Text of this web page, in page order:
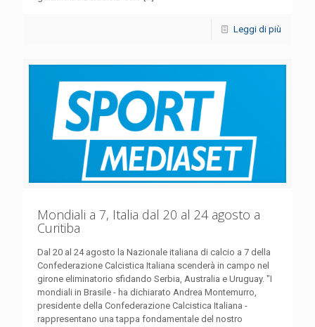
Leggi di più
Mondiali a 7, Italia dal 20 al 24 agosto a
Curitiba
Dal 20 al 24 agosto la Nazionale italiana di calcio a 7 della
Confederazione Calcistica Italiana scenderà in campo nel
girone eliminatorio sfidando Serbia, Australia e Uruguay. "I
mondiali in Brasile - ha dichiarato Andrea Montemurro,
presidente della Confederazione Calcistica Italiana -
rappresentano una tappa fondamentale del nostro